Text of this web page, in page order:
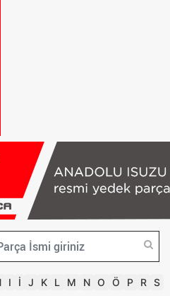
I İ J K L M N O Ö P R S